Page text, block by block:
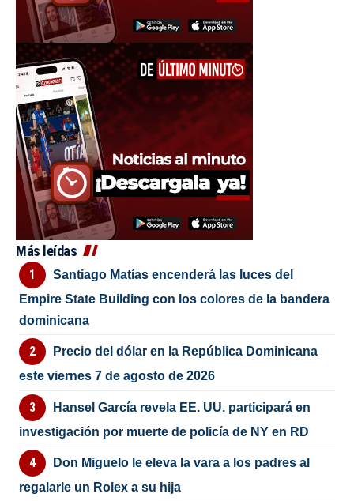
Más leídas
Santiago Matías encenderá las luces del
Empire State Building con los colores de la bandera
dominicana
Precio del dólar en la República Dominicana
este viernes 7 de agosto de 2026
Hansel García revela EE. UU. participará en
investigación por muerte de policía de NY en RD
Don Miguelo le eleva la vara a los padres al
regalarle un Rolex a su hija